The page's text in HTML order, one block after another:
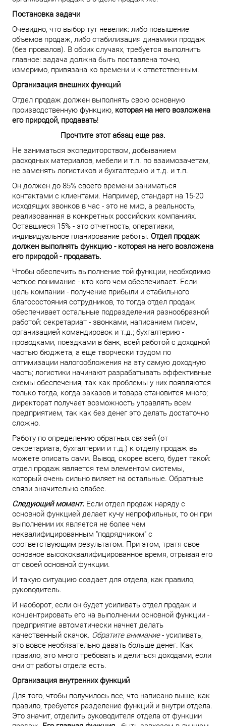
Постановка задачи
Очевидно, что выбор тут невелик: либо повышение
объемов продаж, либо стабилизация динамики продаж
(без провалов). В обоих случаях, требуется выполнить
главное: задача должна быть поставлена точно,
измеримо, привязана ко времени и к ответственным.
Организация внешних функций
Отдел продаж должен выполнять свою основную
производственную функцию, которая на него возложена
его природой, продавать!
Прочтите этот абзац еще раз.
Не заниматься экспедиторством, добыванием
расходных материалов, мебели и т.п. по взаимозачетам,
не заменять логистиков и бухгалтерию и т.д. и т.п.
Он должен до 85% своего времени заниматься
контактами с клиентами. Например, стандарт на 15-20
исходящих звонков в час - это не миф, а реальность,
реализованная в конкретных российских компаниях.
Оставшиеся 15% - это отчетность, оперативки,
индивидуальное планирование работы. Отдел продаж
должен выполнять функцию - которая на него возложена
его природой - продавать.
Чтобы обеспечить выполнение той функции, необходимо
четкое понимание - кто кого чем обеспечивает. Если
цель компании - получение прибыли и стабильного
благосостояния сотрудников, то тогда отдел продаж
обеспечивает остальные подразделения разнообразной
работой: секретариат - звонками, написанием писем,
организацией командировок и т.д.; бухгалтерию -
проводками, поездками в банк, всей работой с доходной
частью бюджета, а еще творчески трудом по
оптимизации налогообложения на эту самую доходную
часть; логистики начинают разрабатывать эффективные
схемы обеспечения, так как проблемы у них появляются
только тогда, когда заказов и товара становится много;
директорат получает возможность управлять всем
предприятием, так как без денег это делать достаточно
сложно.
Работу по определению обратных связей (от
секретариата, бухгалтерии и т.д.) к отделу продаж вы
можете описать сами. Вывод, скорее всего, будет такой:
отдел продаж является тем элементом системы,
который очень сильно виляет на остальные. Обратные
связи значительно слабее.
Следующий момент. Если отдел продаж наряду с
основной функцией делает кучу непрофильных, то он при
выполнении их является не более чем
неквалифицированным "подрядчиком" с
соответствующим результатом. При этом, тратя свое
основное высококвалифицированное время, отрывая его
от своей основной функции.
И такую ситуацию создает для отдела, как правило,
руководитель.
И наоборот, если он будет усиливать отдел продаж и
концентрировать его на выполнении основной функции -
предприятие автоматически начнет делать
качественный скачок. Обратите внимание- усиливать,
это вовсе необязательно давать больше денег. Как
правило, это много требовать и делиться доходами, если
они от работы отдела есть.
Организация внутренних функций
Для того, чтобы получилось все, что написано выше, как
правило, требуется разделение функций и внутри отдела.
Это значит, отделить руководителя отдела от функции